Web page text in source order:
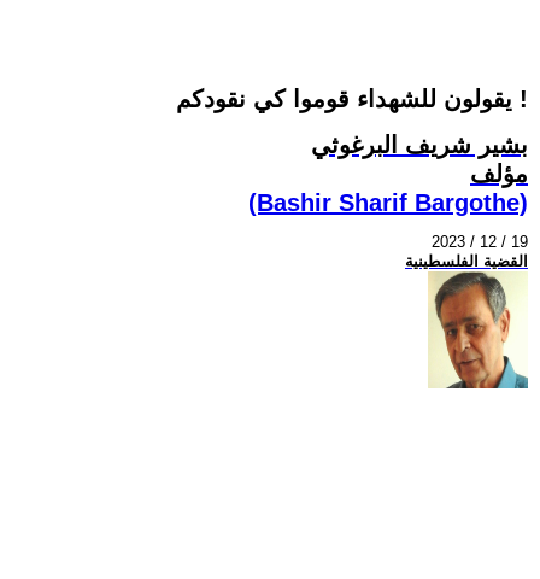
يقولون للشهداء قوموا كي نقودكم !
بشير شريف البرغوثي
مؤلف
(Bashir Sharif Bargothe)
2023 / 12 / 19
القضية الفلسطينية